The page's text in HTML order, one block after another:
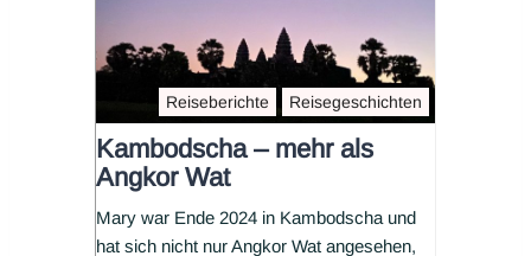
Reiseberichte Reisegeschichten
Kambodscha – mehr als
Angkor Wat
Mary war Ende 2024 in Kambodscha und
hat sich nicht nur Angkor Wat angesehen,